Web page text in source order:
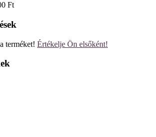
Ft
terméket! Értékelje Ön elsőként!